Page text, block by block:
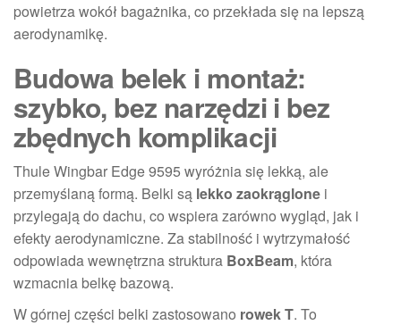
powietrza wokół bagażnika, co przekłada się na lepszą
aerodynamikę.
Budowa belek i montaż:
szybko, bez narzędzi i bez
zbędnych komplikacji
Thule Wingbar Edge 9595 wyróżnia się lekką, ale
przemyślaną formą. Belki są lekko zaokrąglone i
przylegają do dachu, co wspiera zarówno wygląd, jak i
efekty aerodynamiczne. Za stabilność i wytrzymałość
odpowiada wewnętrzna struktura BoxBeam, która
wzmacnia belkę bazową.
W górnej części belki zastosowano rowek T. To